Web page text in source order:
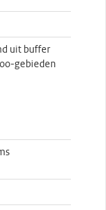
uit buffer
gebieden